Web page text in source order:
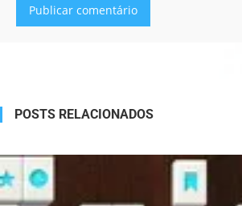
POSTS RELACIONADOS